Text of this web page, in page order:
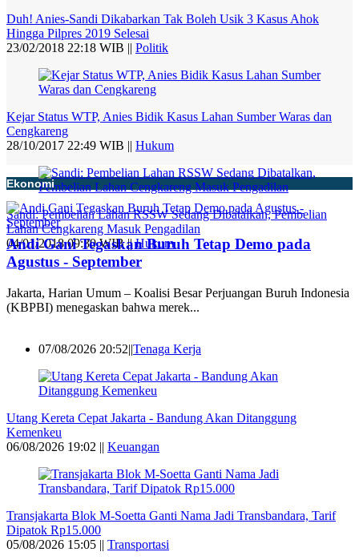
Duh! Anies-Sandi Dikabarkan Tak Boleh Usik 3 Kasus Ahok
Hingga Pilpres 2019 Selesai
23/02/2018 22:18 WIB || Politik
Kejar Status WTP, Anies Bidik Kasus Lahan Sumber Waras dan
Cengkareng
28/10/2017 22:49 WIB || Hukum
Sandi: Pembelian Lahan RSSW Sedang Dibatalkan, Pembelian
Lahan Cengkareng Masuk Pengadilan
04/01/2018 09:30 WIB ||Hukum
Ekonomi
Andi Gani Tegaskan Buruh Tetap Demo pada
Agustus - September
Jakarta, Harian Umum – Koalisi Besar Perjuangan Buruh Indonesia
(KBPBI) menegaskan bahwa merek...
07/08/2026 20:52||Tenaga Kerja
Utang Kereta Cepat Jakarta - Bandung Akan Ditanggung
Kemenkeu
06/08/2026 19:02 || Keuangan
Transjakarta Blok M-Soetta Ganti Nama Jadi Transbandara, Tarif
Dipatok Rp15.000
05/08/2026 15:05 || Transportasi